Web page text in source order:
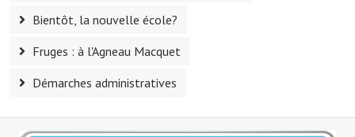
Les sculptures du village
Une église dans l'église
Fressin, cité verte et tourisme sportif
Bientôt, la nouvelle école?
Fruges : à l'Agneau Macquet
Démarches administratives